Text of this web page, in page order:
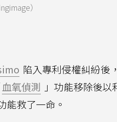
）
陷入專利侵權糾紛後
血氧偵測 」功能移除後
能救了一命。